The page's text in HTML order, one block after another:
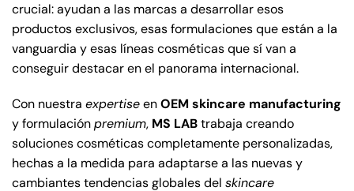
crucial: ayudan a las marcas a desarrollar esos
productos exclusivos, esas formulaciones que están a la
vanguardia y esas líneas cosméticas que sí van a
conseguir destacar en el panorama internacional.
Con nuestra expertiseenOEM skincare manufacturing
y formulaciónpremium, MS LABtrabaja creando
soluciones cosméticas completamente personalizadas,
hechas a la medida para adaptarse a las nuevas y
cambiantes tendencias globales del skincare